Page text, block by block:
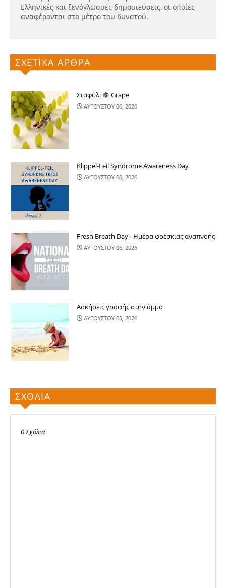
Ελληνικές και ξενόγλωσσες δημοσιεύσεις, οι οποίες
αναφέρονται στο μέτρο του δυνατού.
ΣΧΕΤΙΚΑ ΑΡΘΡΑ
Σταφύλι 🍇 Grape
ΑΥΓΟΥΣΤΟΥ 06, 2026
Klippel-Feil Syndrome Awareness Day
ΑΥΓΟΥΣΤΟΥ 06, 2026
Fresh Breath Day - Ημέρα φρέσκιας αναπνοής
ΑΥΓΟΥΣΤΟΥ 06, 2026
Ασκήσεις γραφής στην άμμο
ΑΥΓΟΥΣΤΟΥ 05, 2026
ΣΧΟΛΙΑ
0 Σχόλια